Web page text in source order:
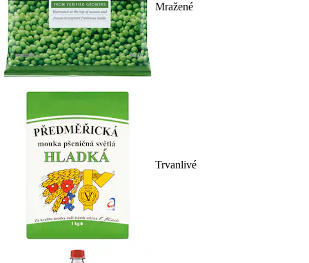
Mražené
Trvanlivé